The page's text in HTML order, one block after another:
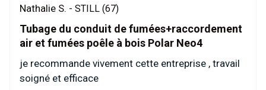
Nathalie S. - STILL (67)
Tubage du conduit de fumées+raccordement
air et fumées poêle à bois Polar Neo4
je recommande vivement cette entreprise , travail
soigné et efficace